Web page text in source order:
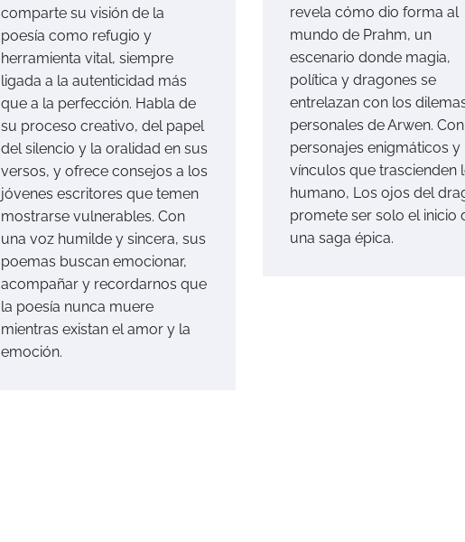
comparte su visión de la
poesía como refugio y
herramienta vital, siempre
ligada a la autenticidad más
que a la perfección. Habla de
su proceso creativo, del papel
del silencio y la oralidad en sus
versos, y ofrece consejos a los
jóvenes escritores que temen
mostrarse vulnerables. Con
una voz humilde y sincera, sus
poemas buscan emocionar,
acompañar y recordarnos que
la poesía nunca muere
mientras existan el amor y la
emoción.
revela cómo dio forma al
mundo de Prahm, un
escenario donde magia,
política y dragones se
entrelazan con los
personales de Arwen. Con
personajes enigmáticos y
vínculos que trascienden
humano, Los ojos del
promete ser solo el inicio
una saga épica.